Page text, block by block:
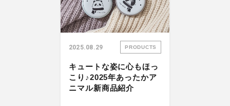
2025.08.29 PRODUCTS
キュートな姿に心もほっ
こり♪2025年あったかア
ニマル新商品紹介